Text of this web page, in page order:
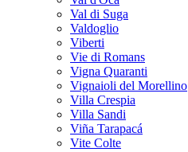
Val di Suga
Valdoglio
Viberti
Vie di Romans
Vigna Quaranti
Vignaioli del Morellino
Villa Crespia
Villa Sandi
Viña Tarapacá
Vite Colte